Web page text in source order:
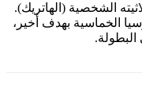
(الهاتريك).
بهدف أخير،